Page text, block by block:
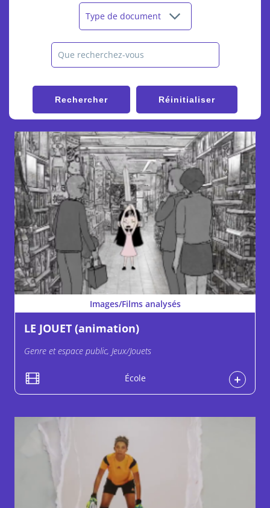
Images/Films analysés
LE JOUET (animation)
Genre et espace public, Jeux/Jouets
École